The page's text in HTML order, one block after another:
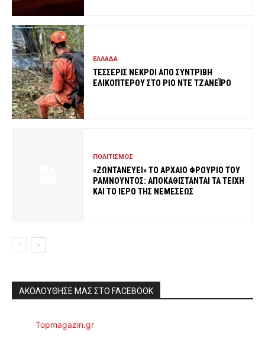
ΕΛΛΑΔΑ
ΤΕΣΣΕΡΙΣ ΝΕΚΡΟΙ ΑΠΟ ΣΥΝΤΡΙΒΗ
ΕΛΙΚΟΠΤΕΡΟΥ ΣΤΟ ΡΙΟ ΝΤΕ ΤΖΑΝΕΪΡΟ
ΠΟΛΙΤΙΣΜΟΣ
«ΖΩΝΤΑΝΕΥΕΙ» ΤΟ ΑΡΧΑΙΟ ΦΡΟΥΡΙΟ ΤΟΥ
ΡΑΜΝΟΥΝΤΟΣ: ΑΠΟΚΑΘΙΣΤΑΝΤΑΙ ΤΑ ΤΕΙΧΗ
ΚΑΙ ΤΟ ΙΕΡΟ ΤΗΣ ΝΕΜΕΣΕΩΣ
ΑΚΟΛΟΥΘΗΣΕ ΜΑΣ ΣΤΟ FACEBOOK
Topmagazin.gr